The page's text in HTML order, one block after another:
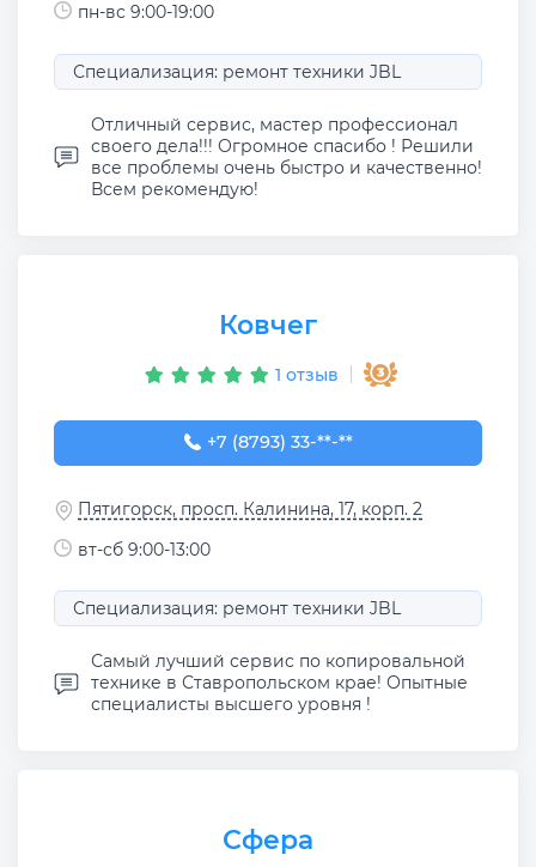
пн-вс 9:00-19:00
Специализация: ремонт техники JBL
Отличный сервис, мастер профессионал
своего дела!!! Огромное спасибо ! Решили
все проблемы очень быстро и качественно!
Всем рекомендую!
Ковчег
1 отзыв
+7 (8793) 33-11-76
+7 (8793) 33-**-**
Пятигорск, просп. Калинина, 17, корп. 2
вт-сб 9:00-13:00
Специализация: ремонт техники JBL
Самый лучший сервис по копировальной
технике в Ставропольском крае! Опытные
специалисты высшего уровня !
Сфера